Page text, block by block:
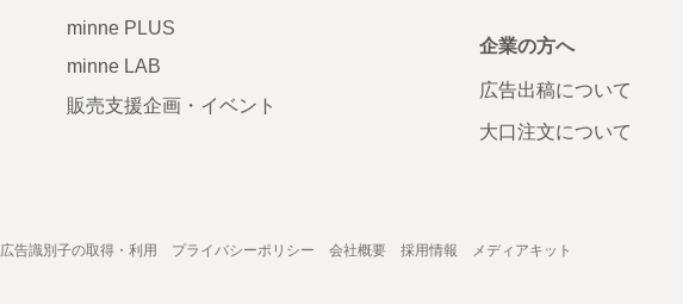
minne PLUS
minne LAB
販売支援企画・イベント
企業の方へ
広告出稿について
大口注文について
広告識別子の取得・利用 プライバシーポリシー 会社概要 採用情報 メディアキット